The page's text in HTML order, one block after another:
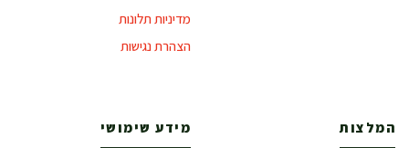
מדיניות תלונות
הצהרת נגישות
המלצות מידע שימושי